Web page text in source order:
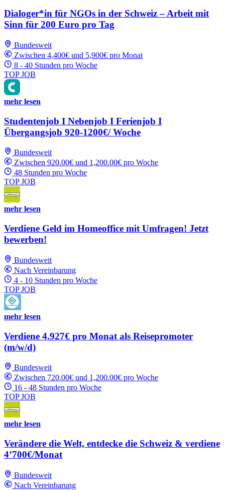
Dialoger*in für NGOs in der Schweiz – Arbeit mit
Sinn für 200 Euro pro Tag
Bundesweit
Zwischen 4,400€ und 5,900€ pro Monat
8 - 40 Stunden pro Woche
TOP JOB
mehr lesen
Studentenjob I Nebenjob I Ferienjob I
Übergangsjob 920-1200€/ Woche
Bundesweit
Zwischen 920.00€ und 1,200.00€ pro Woche
48 Stunden pro Woche
TOP JOB
mehr lesen
Verdiene Geld im Homeoffice mit Umfragen! Jetzt
bewerben!
Bundesweit
Nach Vereinbarung
4 - 10 Stunden pro Woche
TOP JOB
mehr lesen
Verdiene 4.927€ pro Monat als Reisepromoter
(m/w/d)
Bundesweit
Zwischen 720.00€ und 1,200.00€ pro Woche
16 - 48 Stunden pro Woche
TOP JOB
mehr lesen
Verändere die Welt, entdecke die Schweiz & verdiene
4’700€/Monat
Bundesweit
Nach Vereinbarung